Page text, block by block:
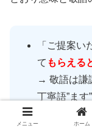
「ご提案い
て もらえる
→ 敬語は謙
丁寧語”ます
メニュー ホーム